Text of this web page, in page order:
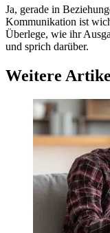
Ja, gerade in
Kommunikation ist
Überlege, wie ihr
und sprich darüber.
Weitere